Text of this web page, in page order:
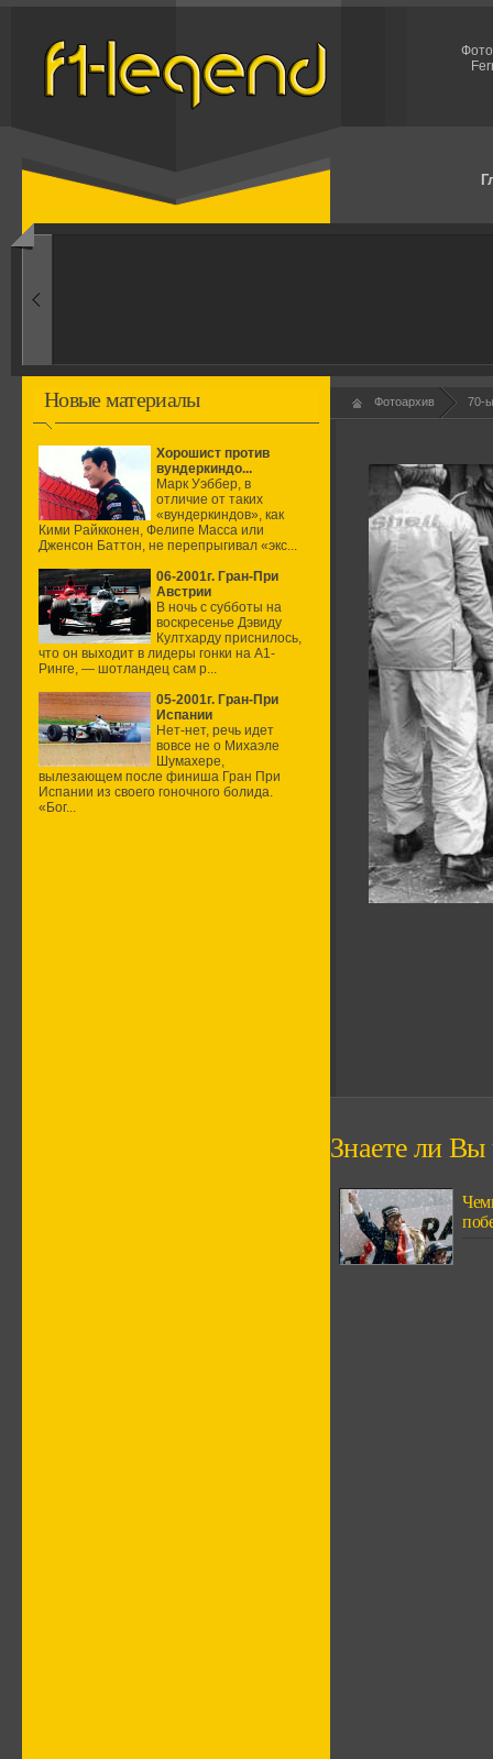
1950-ые
Новые материалы
Хорошист против
вундеркиндо...
Марк Уэббер, в
отличие от таких
«вундеркиндов», как
Кими Райкконен, Фелипе Масса или
Дженсон Баттон, не перепрыгивал «экс...
06-2001г. Гран-При
Австрии
В ночь с субботы на
воскресенье Дэвиду
Култхарду приснилось,
что он выходит в лидеры гонки на А1-
Ринге, — шотландец сам р...
05-2001г. Гран-При
Испании
Нет-нет, речь идет
вовсе не о Михаэле
Шумахере,
вылезающем после финиша Гран При
Испании из своего гоночного болида.
«Бог...
Фотоархив 70-
Знаете ли Вы